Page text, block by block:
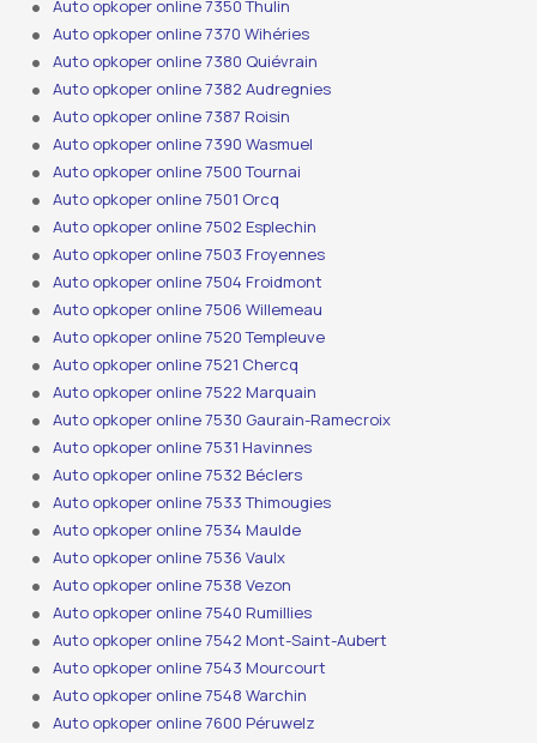
Auto opkoper online 7350 Thulin
Auto opkoper online 7370 Wihéries
Auto opkoper online 7380 Quiévrain
Auto opkoper online 7382 Audregnies
Auto opkoper online 7387 Roisin
Auto opkoper online 7390 Wasmuel
Auto opkoper online 7500 Tournai
Auto opkoper online 7501 Orcq
Auto opkoper online 7502 Esplechin
Auto opkoper online 7503 Froyennes
Auto opkoper online 7504 Froidmont
Auto opkoper online 7506 Willemeau
Auto opkoper online 7520 Templeuve
Auto opkoper online 7521 Chercq
Auto opkoper online 7522 Marquain
Auto opkoper online 7530 Gaurain-Ramecroix
Auto opkoper online 7531 Havinnes
Auto opkoper online 7532 Béclers
Auto opkoper online 7533 Thimougies
Auto opkoper online 7534 Maulde
Auto opkoper online 7536 Vaulx
Auto opkoper online 7538 Vezon
Auto opkoper online 7540 Rumillies
Auto opkoper online 7542 Mont-Saint-Aubert
Auto opkoper online 7543 Mourcourt
Auto opkoper online 7548 Warchin
Auto opkoper online 7600 Péruwelz